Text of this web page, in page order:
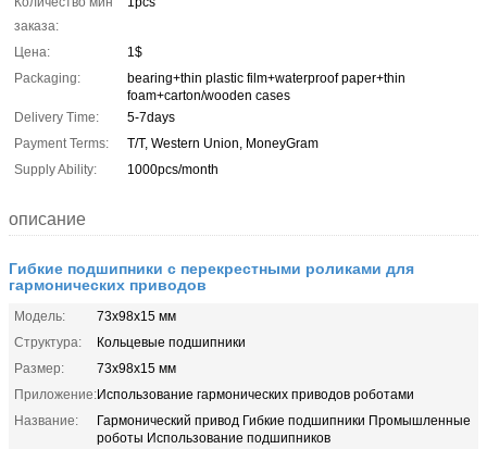
заказа:
Цена:
1$
Packaging:
bearing+thin plastic film+waterproof paper+thin
foam+carton/wooden cases
Delivery Time:
5-7days
Payment Terms:
T/T, Western Union, MoneyGram
Supply Ability:
1000pcs/month
описание
Гибкие подшипники с перекрестными роликами для
гармонических приводов
Модель:
73х98х15 мм
Структура:
Кольцевые подшипники
Размер:
73х98х15 мм
Приложение:Использование гармонических приводов роботами
Название:
Гармонический привод Гибкие подшипники Промышленные
роботы Использование подшипников